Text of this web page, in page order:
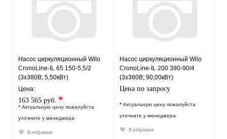
Насос циркуляционный Wilo
CronoLine-IL 65 150-5,5/2
(3х380В; 5,50кВт)
Цена:
163 565 руб. *
* Актуальную цену пожалуйста
уточните у менеджера
В избранное
Насос циркуляционный Wilo
CronoLine-IL 200 390-90/4
(3х380В; 90,00кВт)
Цена по запросу
* Актуальную цену пожалуйста
уточните у менеджера
В избранное